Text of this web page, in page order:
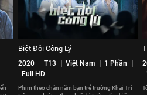
Biệt Đội Công Lý
2020 T13 Việt Nam
1 Phần
Full HD
Phim theo chân năm bạn trẻ trường Khai Trí